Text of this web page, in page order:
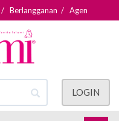
/ Berlangganan / Agen
LOGIN